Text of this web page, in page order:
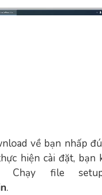
về bạn nhấp
hiện cài đặt, bạn
Chạy file
.